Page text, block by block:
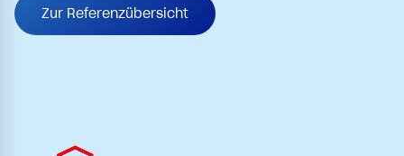
Zur Referenzübersicht